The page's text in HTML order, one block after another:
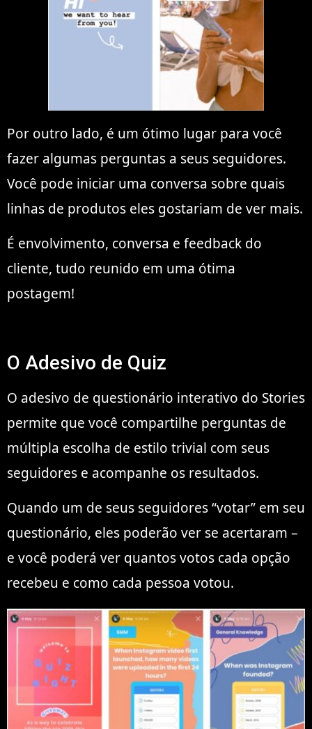
Por outro lado, é um ótimo lugar para você
fazer algumas perguntas a seus seguidores.
Você pode iniciar uma conversa sobre quais
linhas de produtos eles gostariam de ver mais.
É envolvimento, conversa e feedback do
cliente, tudo reunido em uma ótima
postagem!
O Adesivo de Quiz
O adesivo de questionário interativo do Stories
permite que você compartilhe perguntas de
múltipla escolha de estilo trivial com seus
seguidores e acompanhe os resultados.
Quando um de seus seguidores “votar” em seu
questionário, eles poderão ver se acertaram –
e você poderá ver quantos votos cada opção
recebeu e como cada pessoa votou.